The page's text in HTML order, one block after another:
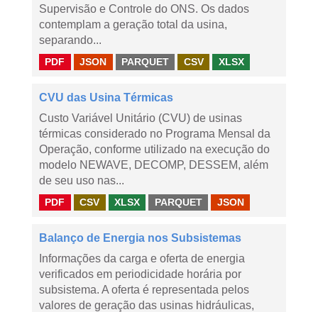
Supervisão e Controle do ONS. Os dados
contemplam a geração total da usina,
separando...
PDF JSON PARQUET CSV XLSX
CVU das Usina Térmicas
Custo Variável Unitário (CVU) de usinas
térmicas considerado no Programa Mensal da
Operação, conforme utilizado na execução do
modelo NEWAVE, DECOMP, DESSEM, além
de seu uso nas...
PDF CSV XLSX PARQUET JSON
Balanço de Energia nos Subsistemas
Informações da carga e oferta de energia
verificados em periodicidade horária por
subsistema. A oferta é representada pelos
valores de geração das usinas hidráulicas,